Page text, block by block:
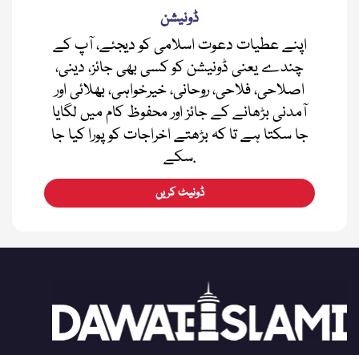
ڈونیشن
اپنے عطیات دعوت اسلامی کو دیجئے، آپ کے
چندے یعنی ڈونیشن کو کسی بھی جائز، دینی،
اصلاحی، فلاحی، روحانی، خیرخواہی، بھلائی اور
آمدنی بڑھانے کے جائز اور محفوظ کام میں لگایا
جا سکتا ہے تا کہ بڑھتے اخراجات کو پورا کیا جا
سکے.
ڈونیٹ کریں